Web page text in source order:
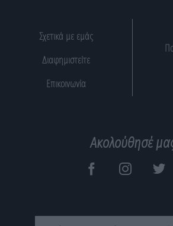
Σχετικά με εμάς
Διαφημιστείτε
Επικοινωνία
Ακολούθησέ